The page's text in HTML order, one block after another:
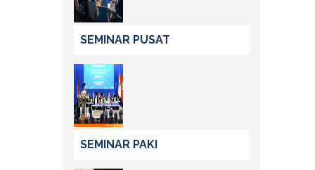
SEMINAR PUSAT
SEMINAR PAKI